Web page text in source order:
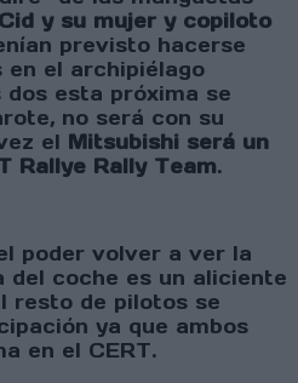
y su mujer y copiloto
previsto hacerse
en el archipiélago
dos esta próxima se
no será con su
el Mitsubishi será un
Rallye Rally Team.
poder volver a ver la
del coche es un aliciente
resto de pilotos se
ya que ambos
en el CERT.